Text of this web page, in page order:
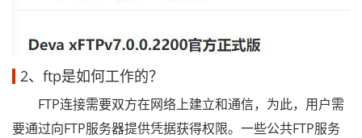
2、ftp是如何工作的？
FTP连接需要双方在网络上建立和通信，为此，用户需
要通过向FTP服务器提供凭据获得权限。一些公共FTP服务